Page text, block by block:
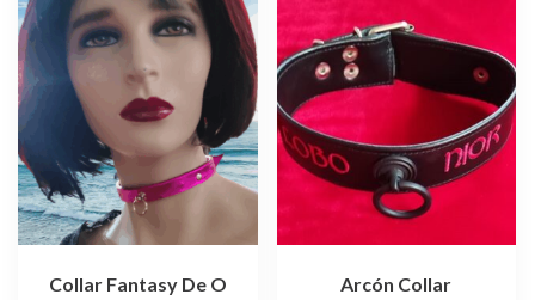
Collar Fantasy De O
variantes.
Las
opciones
se
pueden
elegir
en
la
página
Arcón Collar